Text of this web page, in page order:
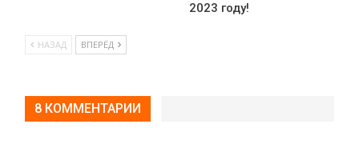
2023 году!
НАЗАД ВПЕРЁД
8 КОММЕНТАРИИ